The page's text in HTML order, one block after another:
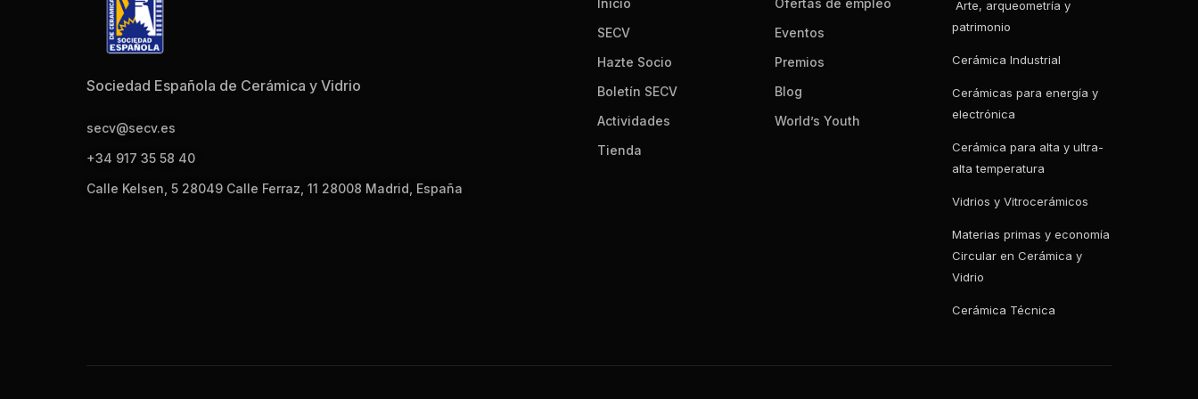
Sociedad Española de Cerámica y Vidrio
secv@secv.es
+34 917 35 58 40
Calle Kelsen, 5 28049 Calle Ferraz, 11 28008 Madrid, España
SECV
Hazte Socio
Boletín SECV
Actividades
Tienda
Eventos
Premios
Blog
World’s Youth
Arte, arqueometría y
patrimonio
Cerámica Industrial
Cerámicas para energía y
electrónica
Cerámica para alta y ultra-
alta temperatura
Vidrios y Vitrocerámicos
Materias primas y economía
Circular en Cerámica y
Vidrio
Cerámica Técnica